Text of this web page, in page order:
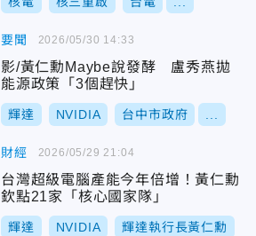
要聞
影/黃仁勳Maybe說發酵 盧秀燕拋
能源政策「3個趕快」
輝達 NVIDIA 台中市政府
2026/05/30 14:33
財經
台灣超級電腦產能今年倍增！黃仁勳
欽點21家「核心國家隊」
輝達 NVIDIA 輝達執行長黃仁勳
2026/05/29 21:04